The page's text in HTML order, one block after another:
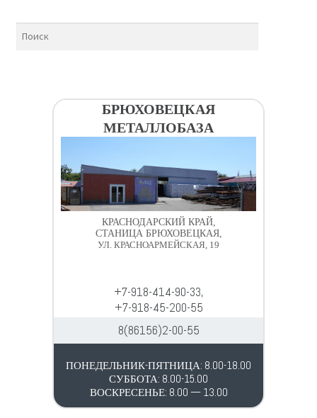
БРЮХОВЕЦКАЯ
МЕТАЛЛОБАЗА
КРАСНОДАРСКИЙ КРАЙ,
СТАНИЦА БРЮХОВЕЦКАЯ,
УЛ. КРАСНОАРМЕЙСКАЯ, 19
+7-918-414-90-33,
+7-918-45-200-55
8(86156)2-00-55
ПОНЕДЕЛЬНИК-ПЯТНИЦА: 8.00-18.00
СУББОТА: 8.00-15.00
ВОСКРЕСЕНЬЕ: 8.00 — 13.00